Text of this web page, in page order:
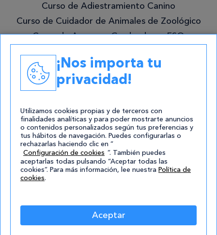
mejor!
Curso de Adiestramiento Canino
Curso de Cuidador de Animales de Zoológico
Curso de Acceso a Graduado en ESO
Medio Natural
Academias
Contacto
atencion@cursos.com
Redes Sociales
© 2004-2026 Cursos.com
¡Nos importa tu
privacidad!
Utilizamos cookies propias y de terceros con
finalidades analíticas y para poder mostrarte anuncios
o contenidos personalizados según tus preferencias y
tus hábitos de navegación. Puedes configurarlas o
rechazarlas haciendo clic en “
Configuración de cookies ”. También puedes
aceptarlas todas pulsando “Aceptar todas las
cookies”. Para más información, lee nuestra Política de
cookies.
Aceptar